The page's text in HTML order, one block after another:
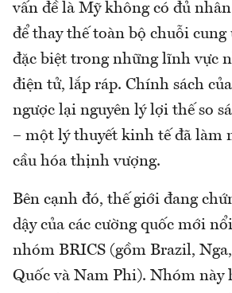
vấn đề là Mỹ không có đủ
để thay thế toàn bộ chuỗi cung
đặc biệt trong những lĩnh vực
điện tử, lắp ráp. Chính sách
ngược lại nguyên lý lợi thế so
– một lý thuyết kinh tế đã làm
cầu hóa thịnh vượng.
Bên cạnh đó, thế giới đang
dậy của các cường quốc mới
nhóm BRICS (gồm Brazil,
Quốc và Nam Phi). Nhóm này